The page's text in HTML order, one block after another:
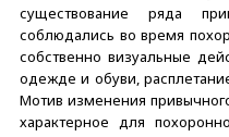
существование ряда
соблюдались во время
собственно визуальные
одежде и обуви,
Мотив изменения
характерное для